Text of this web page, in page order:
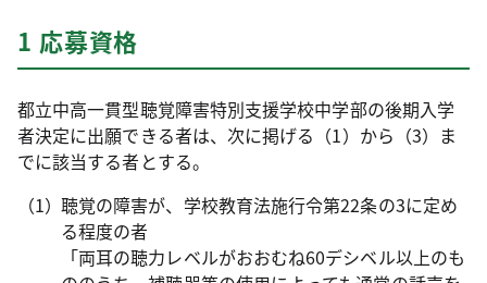
1 応募資格
都立中高一貫型聴覚障害特別支援学校中学部の後期入学
者決定に出願できる者は、次に掲げる（1）から（3）ま
でに該当する者とする。
聴覚の障害が、学校教育法施行令第22条の3に定め
る程度の者
「両耳の聴力レベルがおおむね60デシベル以上のも